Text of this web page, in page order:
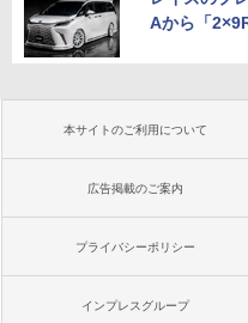
Aから「
本サイトのご利用について
広告掲載のご案内
プライバシーポリシー
インプレスグループ